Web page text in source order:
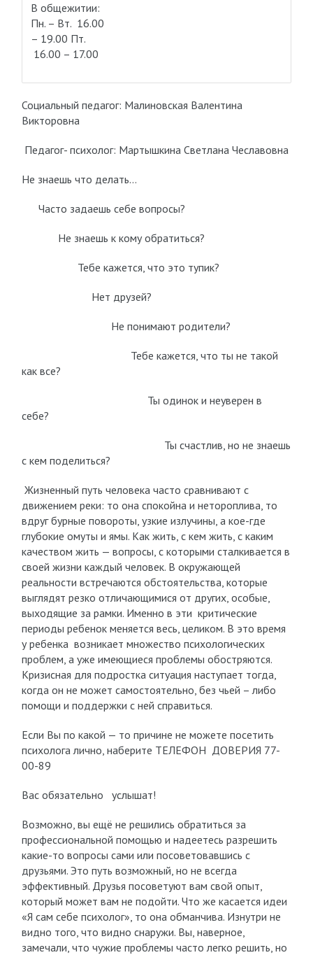
В общежитии:
Пн. – Вт. 16.00
– 19.00 Пт.
16.00 – 17.00
Социальный педагог: Малиновская Валентина
Викторовна
Педагог- психолог: Мартышкина Светлана Чеславовна
Не знаешь что делать…
Часто задаешь себе вопросы?
Не знаешь к кому обратиться?
Тебе кажется, что это тупик?
Нет друзей?
Не понимают родители?
Тебе кажется, что ты не такой
как все?
Ты одинок и неуверен в
себе?
Ты счастлив, но не знаешь
с кем поделиться?
Жизненный путь человека часто сравнивают с
движением реки: то она спокойна и нетороплива, то
вдруг бурные повороты, узкие излучины, а кое-где
глубокие омуты и ямы. Как жить, с кем жить, с каким
качеством жить — вопросы, с которыми сталкивается в
своей жизни каждый человек. В окружающей
реальности встречаются обстоятельства, которые
выглядят резко отличающимися от других, особые,
выходящие за рамки. Именно в эти критические
периоды ребенок меняется весь, целиком. В это время
у ребенка возникает множество психологических
проблем, а уже имеющиеся проблемы обостряются.
Кризисная для подростка ситуация наступает тогда,
когда он не может самостоятельно, без чьей – либо
помощи и поддержки с ней справиться.
Если Вы по какой — то причине не можете посетить
психолога лично, наберите ТЕЛЕФОН ДОВЕРИЯ 77-
00-89
Вас обязательно услышат!
Возможно, вы ещё не решились обратиться за
профессиональной помощью и надеетесь разрешить
какие-то вопросы сами или посоветовавшись с
друзьями. Это путь возможный, но не всегда
эффективный. Друзья посоветуют вам свой опыт,
который может вам не подойти. Что же касается идеи
«Я сам себе психолог», то она обманчива. Изнутри не
видно того, что видно снаружи. Вы, наверное,
замечали, что чужие проблемы часто легко решить, но